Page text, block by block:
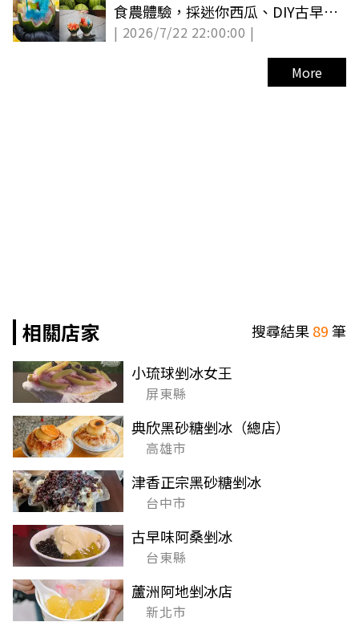
食農體驗，採迷你西瓜、DIY古早味
剉冰超消暑
| 2026/7/22 22:00:00 |
More
相關店家 搜尋結果89筆
小琉球剉冰女王
屏東縣
典欣黑砂糖剉冰（總店）
高雄市
津香正宗黑砂糖剉冰
台中市
古早味阿桑剉冰
台東縣
蘆洲阿地剉冰店
新北市